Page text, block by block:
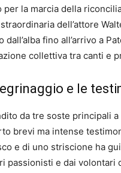
per la marcia della
dell’attore
fino all’arrivo a
collettiva tra canti e
e le
da tre soste principali
brevi ma intense
e di uno striscione ha
passionisti e dai volontari